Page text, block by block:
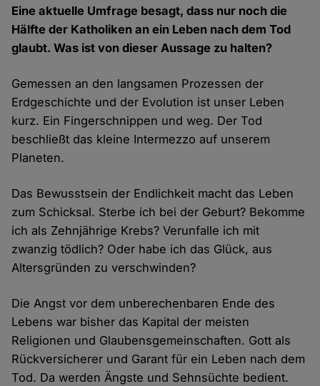
Eine aktuelle Umfrage besagt, dass nur noch die
Hälfte der Katholiken an ein Leben nach dem Tod
glaubt. Was ist von dieser Aussage zu halten?
Gemessen an den langsamen Prozessen der
Erdgeschichte und der Evolution ist unser Leben
kurz. Ein Fingerschnippen und weg. Der Tod
beschließt das kleine Intermezzo auf unserem
Planeten.
Das Bewusstsein der Endlichkeit macht das Leben
zum Schicksal. Sterbe ich bei der Geburt? Bekomme
ich als Zehnjährige Krebs? Verunfalle ich mit
zwanzig tödlich? Oder habe ich das Glück, aus
Altersgründen zu verschwinden?
Die Angst vor dem unberechenbaren Ende des
Lebens war bisher das Kapital der meisten
Religionen und Glaubensgemeinschaften. Gott als
Rückversicherer und Garant für ein Leben nach dem
Tod. Da werden Ängste und Sehnsüchte bedient.